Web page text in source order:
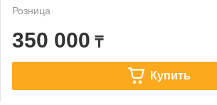
Розница
350 000 ₸
Купить